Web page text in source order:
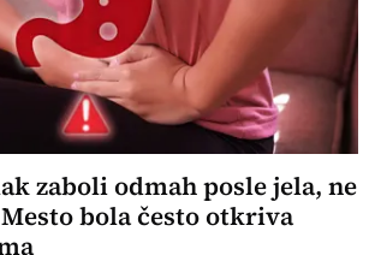
zaboli odmah posle jela, ne
bola često otkriva